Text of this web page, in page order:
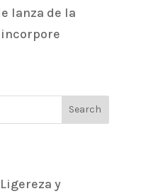
lanza de la
Search
y